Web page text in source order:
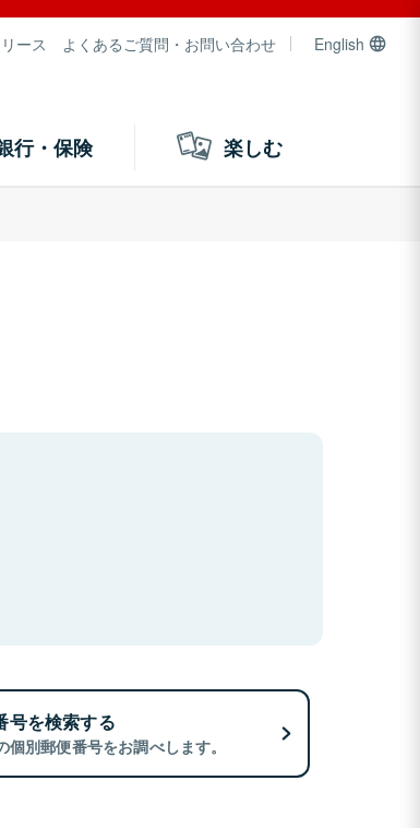
ース よくあるご質問・お問い合わせ English
行・保険 楽しむ
号を検索する
別郵便番号をお調べします。